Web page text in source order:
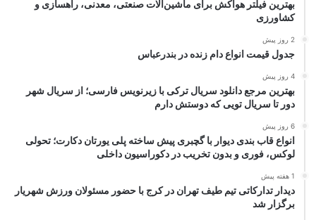
بهترین فیلتر هواکش برای ماشین‌آلات صنعتی، معدنی، راهسازی و
کشاورزی
2 روز پیش
جدول قیمت انواع دام زنده در بندرعباس
4 روز پیش
بهترین مرجع دانلود سریال ترکی با زیرنویس فارسی؛ از سریال شهر
دور تا سریال تویی که دوستش دارم
6 روز پیش
انواع قاب بندی دیوار با گچبری پیش ساخته پلی یورتان دکارت؛ تحولی
لوکس، فوری و بدون تخریب در دکوراسیون داخلی
1 هفته پیش
دیدار تدارکاتی تیم طیف تهران در کرج با حضور مسئولان ورزش شهریار
برگزار شد